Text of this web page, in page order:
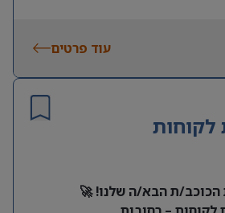
עוד פרטים
לקוחות
ת הבא/ה שלנו! 🚀